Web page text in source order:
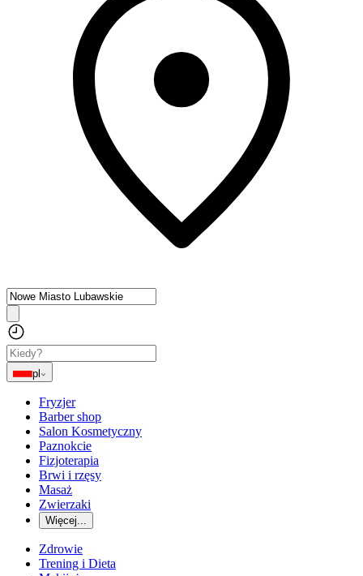
pl
Fryzjer
Barber shop
Salon Kosmetyczny
Paznokcie
Fizjoterapia
Brwi i rzęsy
Masaż
Zwierzaki
Więcej...
Zdrowie
Trening i Dieta